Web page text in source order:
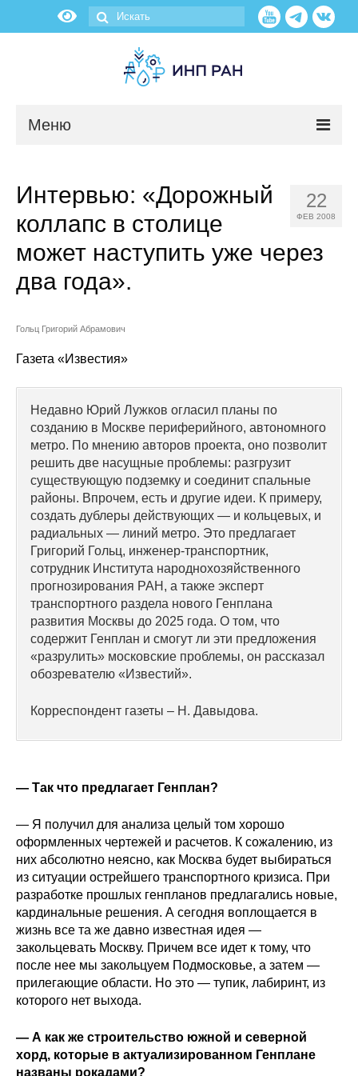
Меню
Научные подразделения
Сотрудники
Отчетность
Противодействие коррупции
Материалы для СМИ
Публикации
Научная жизнь
Издания
Проблемы прогнозирования
О журнале
Редакционная этика
Информация для авторов
Стандарты оформления
Научные труды
О журнале
Выпуски
Редакционная этика
Информация для авторов
22
ФЕВ 2008
Интервью: «Дорожный
коллапс в столице
может наступить уже через
два года».
Гольц Григорий Абрамович
Газета «Известия»
Недавно Юрий Лужков огласил планы по
созданию в Москве периферийного, автономного
метро. По мнению авторов проекта, оно позволит
решить две насущные проблемы: разгрузит
существующую подземку и соединит спальные
районы. Впрочем, есть и другие идеи. К примеру,
создать дублеры действующих — и кольцевых, и
радиальных — линий метро. Это предлагает
Григорий Гольц, инженер-транспортник,
сотрудник Института народнохозяйственного
прогнозирования РАН, а также эксперт
транспортного раздела нового Генплана
развития Москвы до 2025 года. О том, что
содержит Генплан и смогут ли эти предложения
«разрулить» московские проблемы, он рассказал
обозревателю «Известий».
Корреспондент газеты – Н. Давыдова.
— Так что предлагает Генплан?
— Я получил для анализа целый том хорошо
оформленных чертежей и расчетов. К сожалению, из
них абсолютно неясно, как Москва будет выбираться
из ситуации острейшего транспортного кризиса. При
разработке прошлых генпланов предлагались новые,
кардинальные решения. А сегодня воплощается в
жизнь все та же давно известная идея —
закольцевать Москву. Причем все идет к тому, что
после нее мы закольцуем Подмосковье, а затем —
прилегающие области. Но это — тупик, лабиринт, из
которого нет выхода.
— А как же строительство южной и северной
хорд, которые в актуализированном Генплане
названы рокадами?